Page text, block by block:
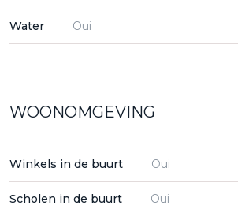
Water Oui
WOONOMGEVING
Winkels in de buurt Oui
Scholen in de buurt Oui